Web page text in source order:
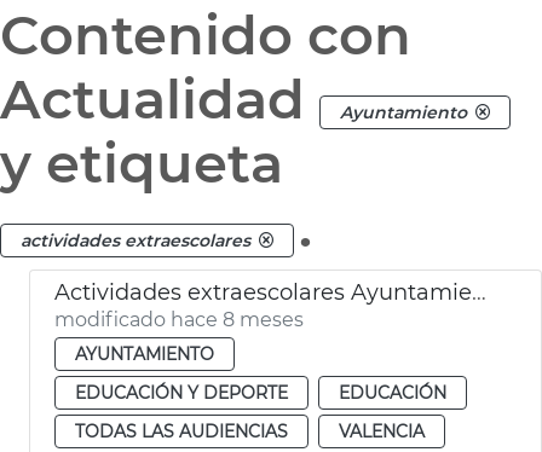
Contenido con
Actualidad
Ayuntamiento
y etiqueta
actividades extraescolares .
Actividades extraescolares Ayuntamiento de València
modificado hace 8 meses
AYUNTAMIENTO
EDUCACIÓN Y DEPORTE
EDUCACIÓN
TODAS LAS AUDIENCIAS
VALENCIA